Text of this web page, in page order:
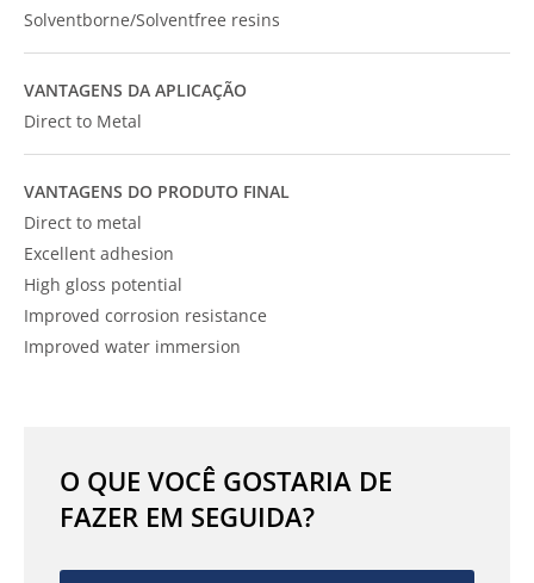
Solventborne/Solventfree resins
VANTAGENS DA APLICAÇÃO
Direct to Metal
VANTAGENS DO PRODUTO FINAL
Direct to metal
Excellent adhesion
High gloss potential
Improved corrosion resistance
Improved water immersion
O QUE VOCÊ GOSTARIA DE
FAZER EM SEGUIDA?